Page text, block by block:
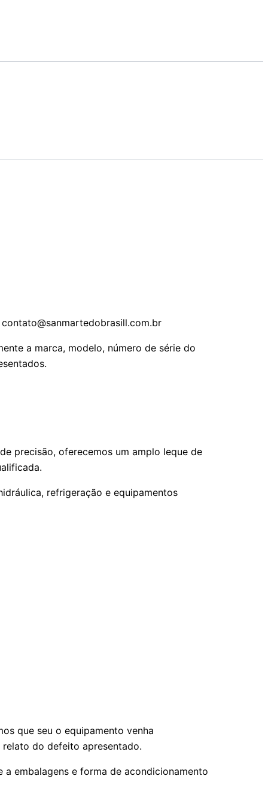
a marca, modelo, número de série do
precisão, oferecemos um amplo leque de
refrigeração e equipamentos
que seu o equipamento venha
do defeito apresentado.
embalagens e forma de acondicionamento